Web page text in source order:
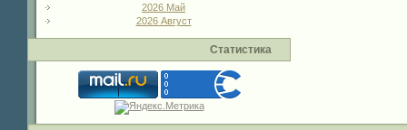
2026 Май
2026 Август
Статистика